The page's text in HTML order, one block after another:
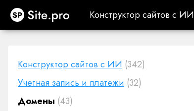
Site.pro Конструктор сайтов с ИИ
Конструктор сайтов с ИИ
Конструктор сайтов с ИИ (342)
Учетная запись и платежи (32)
Домены (43)